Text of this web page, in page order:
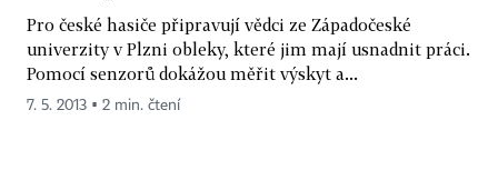
Pro české hasiče připravují vědci ze Západočeské
univerzity v Plzni obleky, které jim mají usnadnit práci.
Pomocí senzorů dokážou měřit výskyt a...
7. 5. 2013 ▪ 2 min. čtení